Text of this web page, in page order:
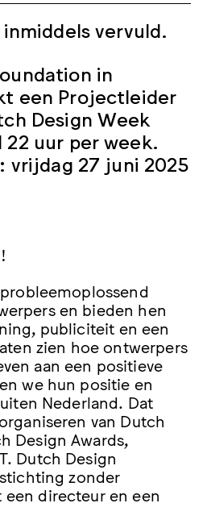
vervuld.
in
een Projectleider
Design Week
uur per week.
vrijdag 27 juni 2025
en bieden hen
publiciteit en een
zien hoe ontwerpers
aan een positieve
we hun positie en
Nederland. Dat
van Dutch
Design Awards,
Dutch Design
zonder
directeur en een